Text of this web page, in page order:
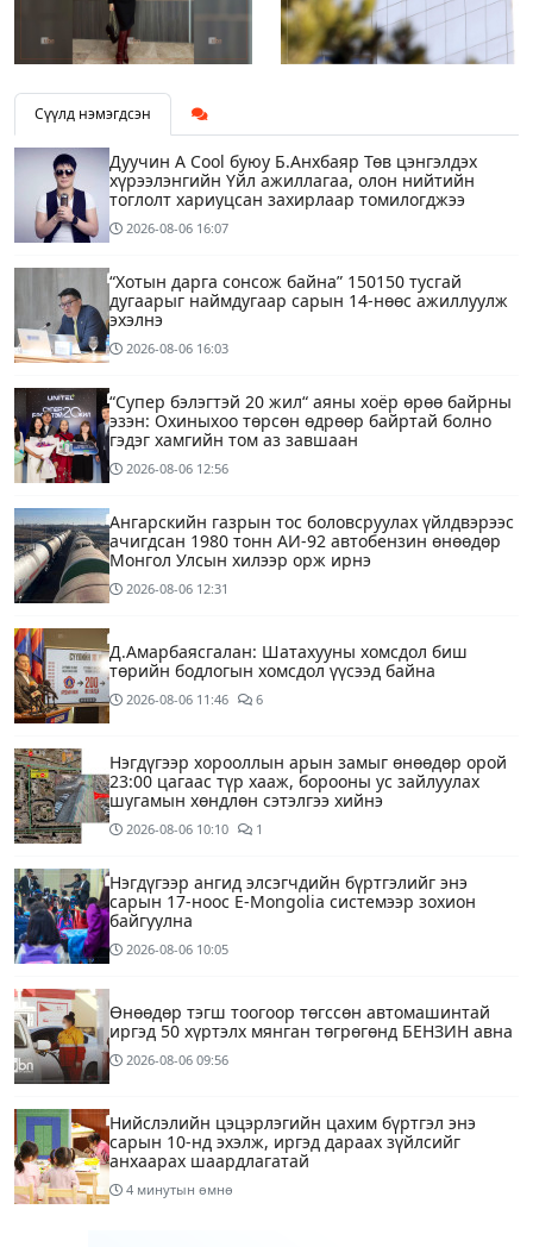
Сүүлд нэмэгдсэн
Дуучин A Cool буюу Б.Анхбаяр Төв цэнгэлдэх
хүрээлэнгийн Үйл ажиллагаа, олон нийтийн
тоглолт хариуцсан захирлаар томилогджээ
2026-08-06 16:07
“Хотын дарга сонсож байна” 150150 тусгай
дугаарыг наймдугаар сарын 14-нөөс ажиллуулж
эхэлнэ
2026-08-06 16:03
“Супер бэлэгтэй 20 жил“ аяны хоёр өрөө байрны
эзэн: Охиныхоо төрсөн өдрөөр байртай болно
гэдэг хамгийн том аз завшаан
2026-08-06 12:56
Ангарскийн газрын тос боловсруулах үйлдвэрээс
ачигдсан 1980 тонн АИ-92 автобензин өнөөдөр
Монгол Улсын хилээр орж ирнэ
2026-08-06 12:31
Д.Амарбаясгалан: Шатахууны хомсдол биш
төрийн бодлогын хомсдол үүсээд байна
2026-08-06 11:46 6
Нэгдүгээр хорооллын арын замыг өнөөдөр орой
23:00 цагаас түр хааж, борооны ус зайлуулах
шугамын хөндлөн сэтэлгээ хийнэ
2026-08-06 10:10 1
Нэгдүгээр ангид элсэгчдийн бүртгэлийг энэ
сарын 17-ноос E-Mongolia системээр зохион
байгуулна
2026-08-06 10:05
Өнөөдөр тэгш тоогоор төгссөн автомашинтай
иргэд 50 хүртэлх мянган төгрөгөнд БЕНЗИН авна
2026-08-06 09:56
Нийслэлийн цэцэрлэгийн цахим бүртгэл энэ
сарын 10-нд эхэлж, иргэд дараах зүйлсийг
анхаарах шаардлагатай
4 минутын өмнө